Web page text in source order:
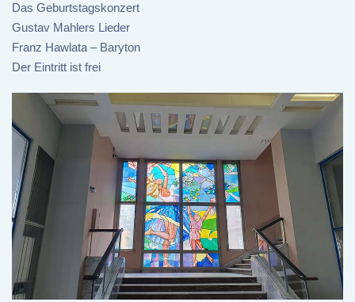
Das Geburtstagskonzert
Gustav Mahlers Lieder
Franz Hawlata – Baryton
Der Eintritt ist frei